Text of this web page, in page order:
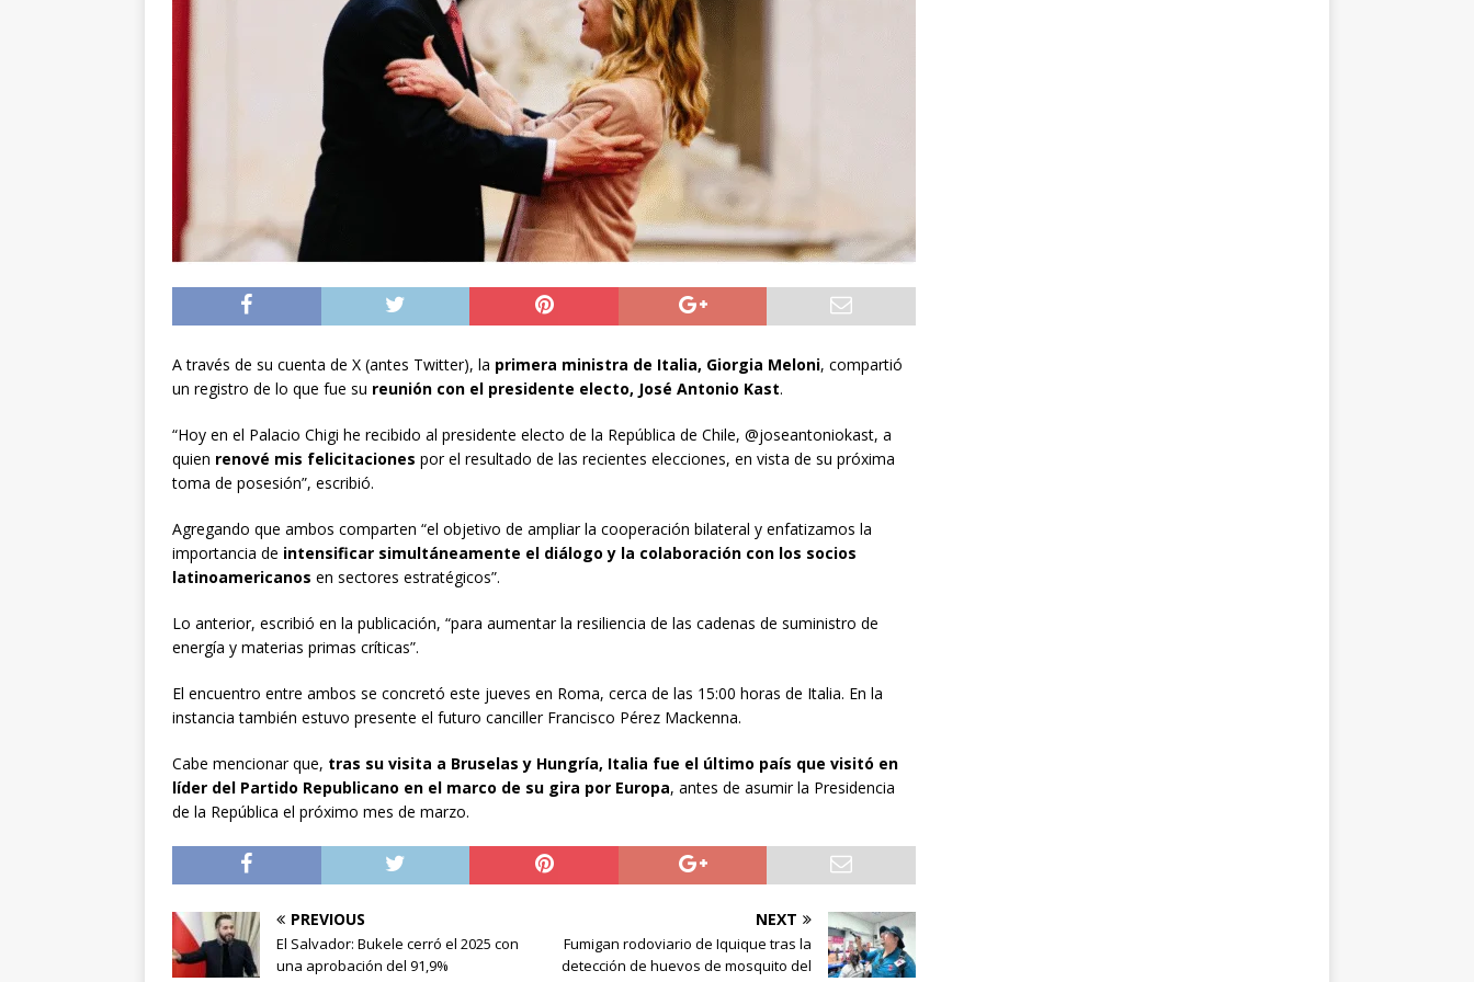
[ 05/08/2026 ] Diputado Álvaro Jofre alerta por el futuro del Casino Municipal de
Iquique
DEPORTES
[ 05/08/2026 ] Concejo Municipal aprueba proyecto para mejorar el alumbrado
público del sector El Boro
ALTO HOSPICIO
El papa León XIV viajará a Uruguay, Argentina y Perú del 6 al 17 de
INTERNACIONAL
A través de su cuenta de X (antes Twitter), la primera ministra de Italia, Giorgia Meloni, compartió
un registro de lo que fue su reunión con el presidente electo, José Antonio Kast.
“Hoy en el Palacio Chigi he recibido al presidente electo de la República de Chile, @joseantoniokast, a
quien renové mis felicitaciones por el resultado de las recientes elecciones, en vista de su próxima
toma de posesión”, escribió.
Agregando que ambos comparten “el objetivo de ampliar la cooperación bilateral y enfatizamos la
importancia de intensificar simultáneamente el diálogo y la colaboración con los socios
latinoamericanos en sectores estratégicos”.
Lo anterior, escribió en la publicación, “para aumentar la resiliencia de las cadenas de suministro de
energía y materias primas críticas”.
El encuentro entre ambos se concretó este jueves en Roma, cerca de las 15:00 horas de Italia. En la
instancia también estuvo presente el futuro canciller Francisco Pérez Mackenna.
Cabe mencionar que, tras su visita a Bruselas y Hungría, Italia fue el último país que visitó en
líder del Partido Republicano en el marco de su gira por Europa, antes de asumir la Presidencia
de la República el próximo mes de marzo.
PREVIOUS
El Salvador: Bukele cerró el 2025 con
una aprobación del 91,9%
NEXT
Fumigan rodoviario de Iquique tras la
detección de huevos de mosquito del